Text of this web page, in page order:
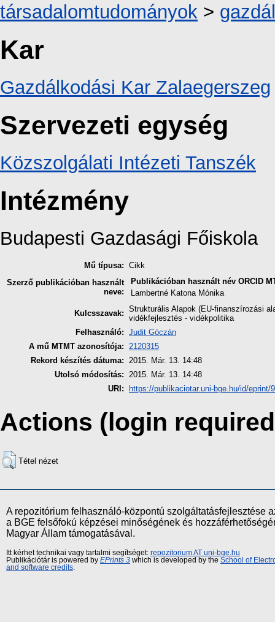
társadalomtudományok >
Kar
Gazdálkodási Kar Zalaegerszeg
Szervezeti egység
Közszolgálati Intézeti Tanszék
Intézmény
Budapesti Gazdasági Főiskola
Mű típusa: Cikk
Szerző publikációban használt
neve:
Publikációban használt név ORCID
Lambertné Katona Mónika
Kulcsszavak: Strukturális Alapok (EU-finanszírozási
vidékfejlesztés - vidékpolitika
Felhasználó: Judit Góczán
A mű MTMT azonosítója: 2120315
Rekord készítés dátuma: 2015. Már. 13. 14:48
Utolsó módosítás: 2015. Már. 13. 14:48
URI:
https://publikaciotar.uni-bge.hu/id/eprint/
Actions (login
Tétel nézet
A repozitórium felhasználó-központú szolgáltatásfejlesztése
a BGE felsőfokú képzései minőségének és
Magyar Állam támogatásával.
Itt kérhet technikai vagy tartalmi segítséget: repozitorium AT uni-bge.hu
Publikációtár is powered by EPrints 3 which is developed by the School of
and software credits